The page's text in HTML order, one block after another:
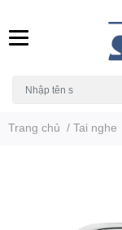
Trang chủ / Tai nghe